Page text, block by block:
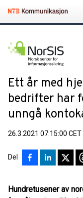
Ett år med
bedrifter har
unngå
26.3.2021 07:15:00 CET
Del
Hundretusener av